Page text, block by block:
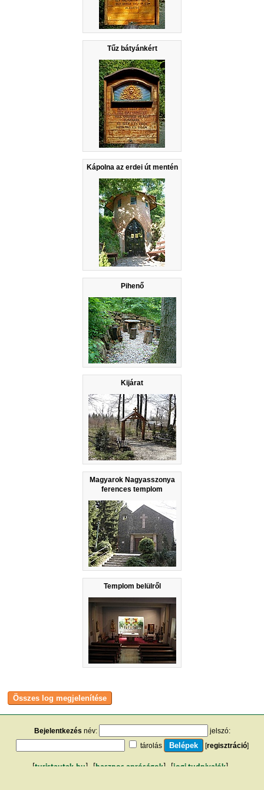
Tűz bátyánkért
Kápolna az erdei út mentén
Pihenő
Kijárat
Magyarok Nagyasszonya
ferences templom
Templom belülről
Bejelentkezés név:
jelszó:
tárolás
[regisztráció]
[turistautak.hu ] [hasznos apróságok] [jogi tudnivalók]